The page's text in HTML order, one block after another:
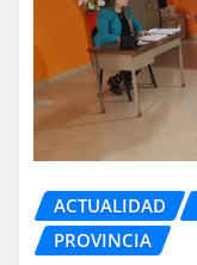
ACTUALIDAD
PROVINCIA